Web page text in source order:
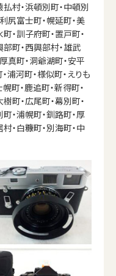
払村・浜頓別町・中頓別
尻富士町・幌延町・美
・訓子府町・置戸町・
部町・西興部村・雄武
真町・洞爺湖町・安平
浦河町・様似町・えりも
町・鹿追町・新得町・
町・広尾町・幕別町・
・浦幌町・釧路町・厚
・白糠町・別海町・中